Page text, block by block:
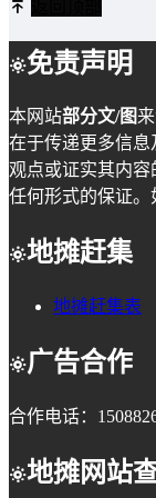
免责声明
本网站部分文/图
在于传递更多信
观点或证实其内
任何形式的保证。
地摊赶集
地摊赶集表
广告合作
合作电话：
地摊网站